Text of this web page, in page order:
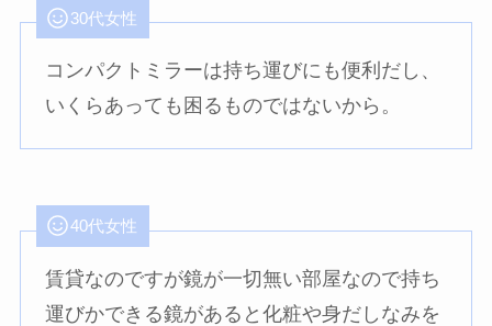
30代女性
コンパクトミラーは持ち運びにも便利だし、
いくらあっても困るものではないから。
40代女性
賃貸なのですが鏡が一切無い部屋なので持ち
運びかできる鏡があると化粧や身だしなみを